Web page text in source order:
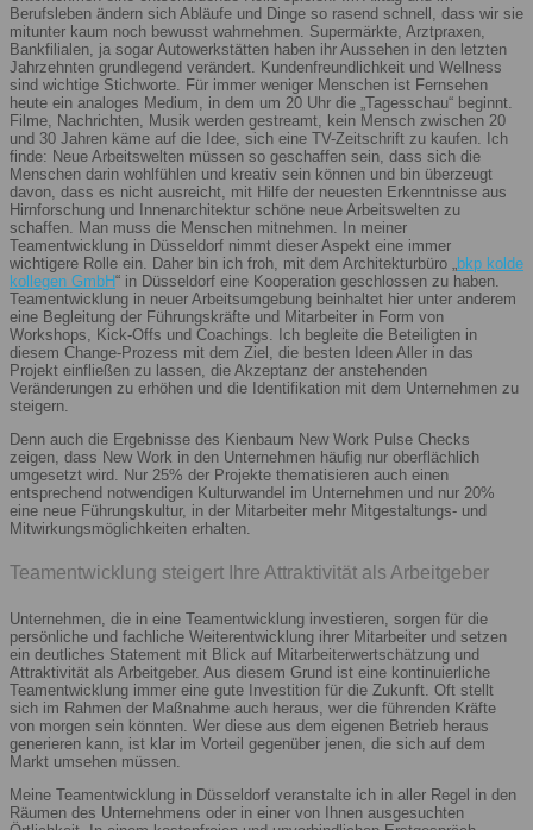
Berufsleben ändern sich Abläufe und Dinge so rasend schnell, dass wir sie
mitunter kaum noch bewusst wahrnehmen. Supermärkte, Arztpraxen,
Bankfilialen, ja sogar Autowerkstätten haben ihr Aussehen in den letzten
Jahrzehnten grundlegend verändert. Kundenfreundlichkeit und Wellness
sind wichtige Stichworte. Für immer weniger Menschen ist Fernsehen
heute ein analoges Medium, in dem um 20 Uhr die „Tagesschau“ beginnt.
Filme, Nachrichten, Musik werden gestreamt, kein Mensch zwischen 20
und 30 Jahren käme auf die Idee, sich eine TV-Zeitschrift zu kaufen. Ich
finde: Neue Arbeitswelten müssen so geschaffen sein, dass sich die
Menschen darin wohlfühlen und kreativ sein können und bin überzeugt
davon, dass es nicht ausreicht, mit Hilfe der neuesten Erkenntnisse aus
Hirnforschung und Innenarchitektur schöne neue Arbeitswelten zu
schaffen. Man muss die Menschen mitnehmen. In meiner
Teamentwicklung in Düsseldorf nimmt dieser Aspekt eine immer
wichtigere Rolle ein. Daher bin ich froh, mit dem Architekturbüro „bkp kolde
kollegen GmbH“ in Düsseldorf eine Kooperation geschlossen zu haben.
Teamentwicklung in neuer Arbeitsumgebung beinhaltet hier unter anderem
eine Begleitung der Führungskräfte und Mitarbeiter in Form von
Workshops, Kick-Offs und Coachings. Ich begleite die Beteiligten in
diesem Change-Prozess mit dem Ziel, die besten Ideen Aller in das
Projekt einfließen zu lassen, die Akzeptanz der anstehenden
Veränderungen zu erhöhen und die Identifikation mit dem Unternehmen zu
steigern.
Denn auch die Ergebnisse des Kienbaum New Work Pulse Checks
zeigen, dass New Work in den Unternehmen häufig nur oberflächlich
umgesetzt wird. Nur 25% der Projekte thematisieren auch einen
entsprechend notwendigen Kulturwandel im Unternehmen und nur 20%
eine neue Führungskultur, in der Mitarbeiter mehr Mitgestaltungs- und
Mitwirkungsmöglichkeiten erhalten.
Teamentwicklung steigert Ihre Attraktivität als Arbeitgeber
Unternehmen, die in eine Teamentwicklung investieren, sorgen für die
persönliche und fachliche Weiterentwicklung ihrer Mitarbeiter und setzen
ein deutliches Statement mit Blick auf Mitarbeiterwertschätzung und
Attraktivität als Arbeitgeber. Aus diesem Grund ist eine kontinuierliche
Teamentwicklung immer eine gute Investition für die Zukunft. Oft stellt
sich im Rahmen der Maßnahme auch heraus, wer die führenden Kräfte
von morgen sein könnten. Wer diese aus dem eigenen Betrieb heraus
generieren kann, ist klar im Vorteil gegenüber jenen, die sich auf dem
Markt umsehen müssen.
Meine Teamentwicklung in Düsseldorf veranstalte ich in aller Regel in den
Räumen des Unternehmens oder in einer von Ihnen ausgesuchten